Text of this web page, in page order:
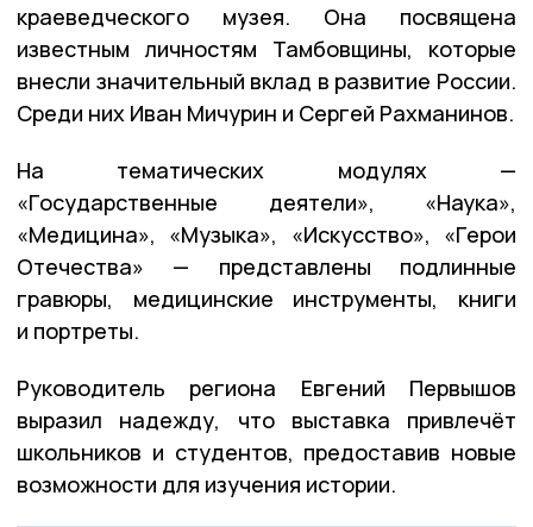
краеведческого музея. Она посвящена
известным личностям Тамбовщины, которые
внесли значительный вклад в развитие России.
Среди них Иван Мичурин и Сергей Рахманинов.
На тематических модулях —
«Государственные деятели», «Наука»,
«Медицина», «Музыка», «Искусство», «Герои
Отечества» — представлены подлинные
гравюры, медицинские инструменты, книги
и портреты.
Руководитель региона Евгений Первышов
выразил надежду, что выставка привлечёт
школьников и студентов, предоставив новые
возможности для изучения истории.